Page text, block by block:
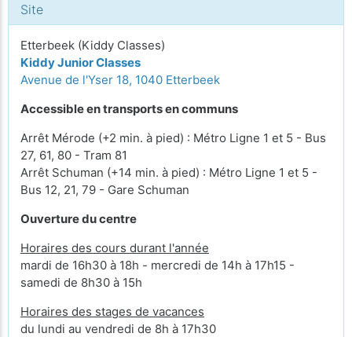
Site
Etterbeek (Kiddy Classes)
Kiddy Junior Classes
Avenue de l'Yser 18, 1040 Etterbeek
Accessible en transports en communs
Arrêt Mérode (+2 min. à pied) : Métro Ligne 1 et 5 - Bus
27, 61, 80 - Tram 81
Arrêt Schuman (+14 min. à pied) : Métro Ligne 1 et 5 -
Bus 12, 21, 79 - Gare Schuman
Ouverture du centre
Horaires des cours durant l'année
mardi de 16h30 à 18h - mercredi de 14h à 17h15 -
samedi de 8h30 à 15h
Horaires des stages de vacances
du lundi au vendredi de 8h à 17h30